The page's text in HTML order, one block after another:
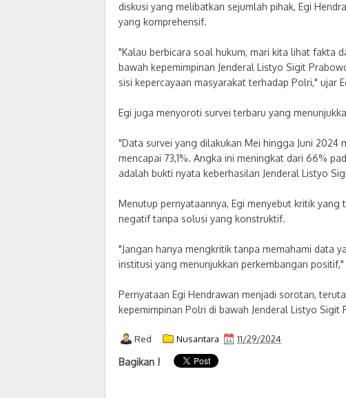
diskusi yang melibatkan sejumlah pihak, Egi
yang komprehensif.
"Kalau berbicara soal hukum, mari kita lihat fakta
bawah kepemimpinan Jenderal Listyo Sigit
sisi kepercayaan masyarakat terhadap Polri," ujar
Egi juga menyoroti survei terbaru yang
"Data survei yang dilakukan Mei hingga Juni
mencapai 73,1%. Angka ini meningkat dari 66%
adalah bukti nyata keberhasilan Jenderal Listyo
Menutup pernyataannya, Egi menyebut kritik
negatif tanpa solusi yang konstruktif.
"Jangan hanya mengkritik tanpa memahami data
institusi yang menunjukkan perkembangan
Pernyataan Egi Hendrawan menjadi sorotan,
kepemimpinan Polri di bawah Jenderal Listyo Sigit
Red Nusantara 11/29/2024
Bagikan !